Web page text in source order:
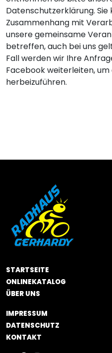
Datenschutzerklärung.
Zusammenhang mit
unsere gemeinsame
betreffen, auch bei uns
Fall werden wir Ihre
Facebook weiterleiten,
herbeizuführen.
STARTSEITE
ONLINEKATALOG
ÜBER UNS
IMPRESSUM
DATENSCHUTZ
KONTAKT